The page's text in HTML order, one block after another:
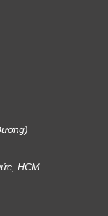
HCM